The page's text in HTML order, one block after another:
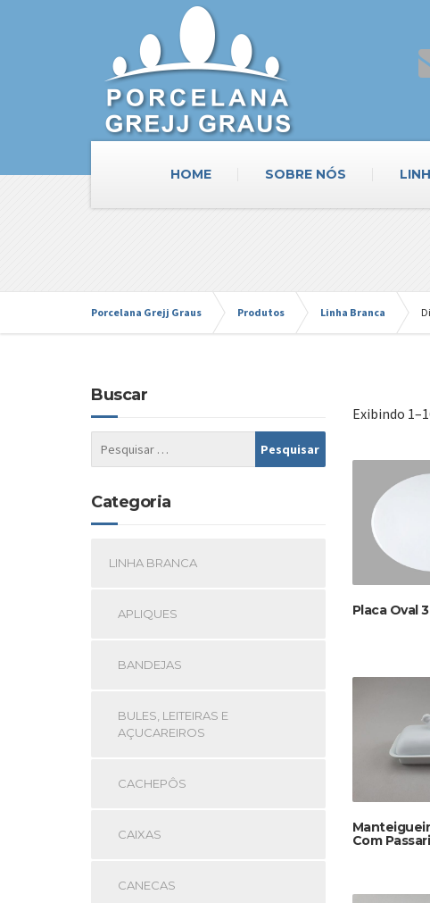
HOME SOBRE NÓS
Porcelana Grejj Graus Produtos Linha Branca
Exibindo
Placa Oval
Com
Buscar
Categoria
LINHA BRANCA
APLIQUES
BANDEJAS
BULES, LEITEIRAS E
AÇUCAREIROS
CACHEPÔS
CAIXAS
CANECAS